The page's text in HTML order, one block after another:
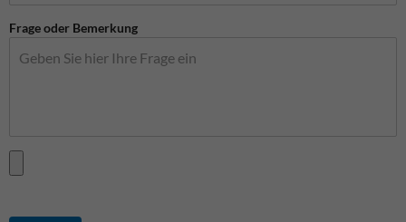
Frage oder Bemerkung